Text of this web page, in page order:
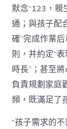
默念“123，親
通；與孩子配
確“完成作業
則，并約定“
時長”；甚至
負責規劃家庭
頻，既滿足了
“孩子需求的不